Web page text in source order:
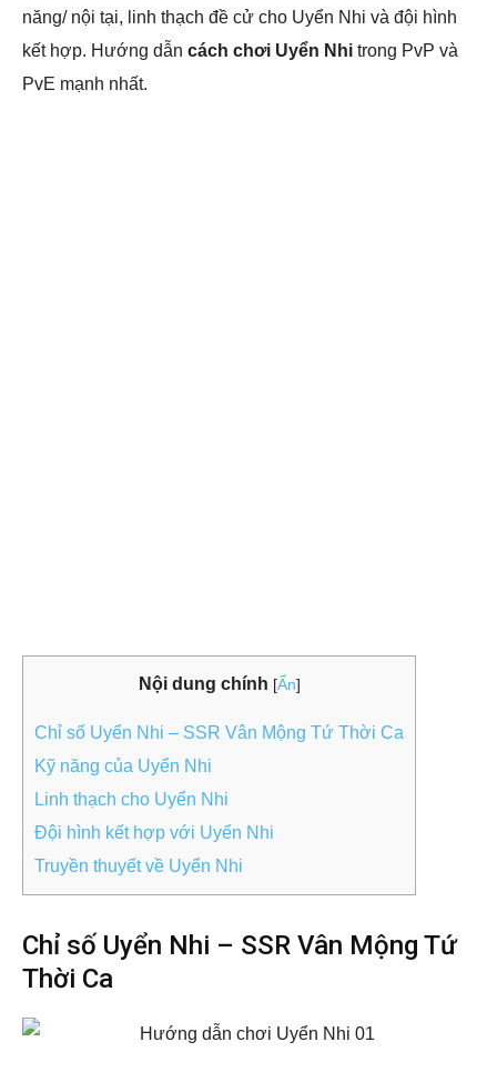
năng/ nội tại, linh thạch đề cử cho Uyển Nhi và đội hình
kết hợp. Hướng dẫn cách chơi Uyển Nhi trong PvP và
PvE mạnh nhất.
Nội dung chính [Ẩn]
Chỉ số Uyển Nhi – SSR Vân Mộng Tứ Thời Ca
Kỹ năng của Uyển Nhi
Linh thạch cho Uyển Nhi
Đội hình kết hợp với Uyển Nhi
Truyền thuyết về Uyển Nhi
Chỉ số Uyển Nhi – SSR Vân Mộng Tứ
Thời Ca